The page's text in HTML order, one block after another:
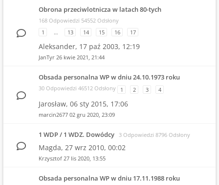
Obrona przeciwlotnicza w latach 80-tych
168 Odpowiedzi 54552 Odsłony
1
… 13 14 15 16 17
Aleksander, 17 paź 2003, 12:19
JanTyr 26 kwie 2021, 21:44
Obsada personalna WP w dniu 24.10.1973 roku
30 Odpowiedzi 46512 Odsłony 1 2 3 4
Jarosław, 06 sty 2015, 17:06
marcin2677 02 gru 2020, 23:09
1 WDP / 1 WDZ. Dowódcy 3 Odpowiedzi 8796 Odsłony
Magda, 27 wrz 2010, 00:02
Krzysztof 27 lis 2020, 13:55
Obsada personalna WP w dniu 17.11.1988 roku